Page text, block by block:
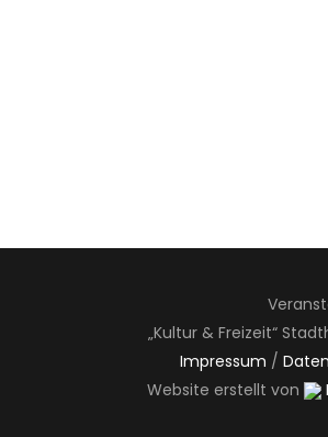
„Kultur & Freizeit“
Impressum /
Website erstellt von